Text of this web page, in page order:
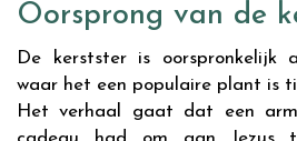
Oorsprong van de
De kerstster is oorspronkelijk
waar het een populaire plant is
Het verhaal gaat dat een